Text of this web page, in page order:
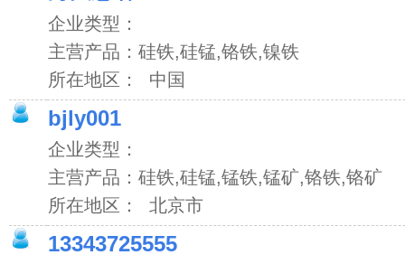
企业类型：
主营产品：硅铁,硅锰,铬铁,镍铁
所在地区： 中国
bjly001
企业类型：
主营产品：硅铁,硅锰,锰铁,锰矿,铬铁,铬矿
所在地区： 北京市
13343725555